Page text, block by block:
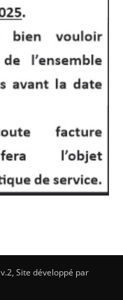
v.2, Site développé par